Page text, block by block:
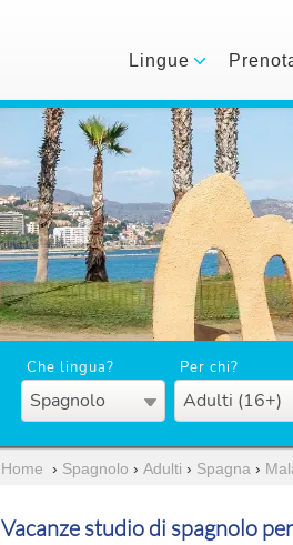
Lingue
Che lingua?
Spagnolo
Per chi?
Adulti (16+)
Home › Spagnolo › Adulti › Spagna ›
Vacanze studio di spagnolo